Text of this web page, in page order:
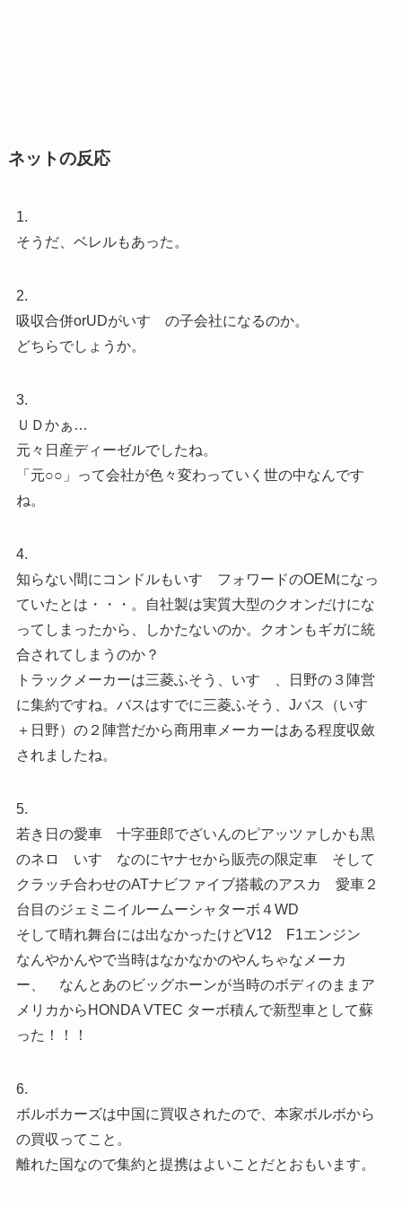
ネットの反応
1.
そうだ、ベレルもあった。
2.
吸収合併orUDがいすゞの子会社になるのか。
どちらでしょうか。
3.
ＵＤかぁ…
元々日産ディーゼルでしたね。
「元○○」って会社が色々変わっていく世の中なんです
ね。
4.
知らない間にコンドルもいすゞフォワードのOEMになっ
ていたとは・・・。自社製は実質大型のクオンだけにな
ってしまったから、しかたないのか。クオンもギガに統
合されてしまうのか？
トラックメーカーは三菱ふそう、いすゞ、日野の３陣営
に集約ですね。バスはすでに三菱ふそう、Jバス（いすゞ
＋日野）の２陣営だから商用車メーカーはある程度収斂
されましたね。
5.
若き日の愛車 十字亜郎でざいんのピアッツァしかも黒
のネロ いすゞなのにヤナセから販売の限定車 そして
クラッチ合わせのATナビファイブ搭載のアスカ 愛車２
台目のジェミニイルームーシャターボ４WD
そして晴れ舞台には出なかったけどV12 F1エンジン
なんやかんやで当時はなかなかのやんちゃなメーカ
ー、 なんとあのビッグホーンが当時のボディのままア
メリカからHONDA VTEC ターボ積んで新型車として蘇
った！！！
6.
ボルボカーズは中国に買収されたので、本家ボルボから
の買収ってこと。
離れた国なので集約と提携はよいことだとおもいます。